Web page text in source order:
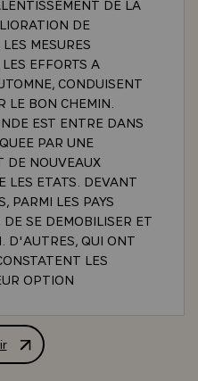
DE LA
DE
MESURES
EFFORTS A
CONDUISENT
LE BON CHEMIN.
EST ENTRE DANS
PAR UNE
DE NOUVEAUX
LES ETATS. DEVANT
PARMI LES PAYS
SE DEMOBILISER ET
D'AUTRES, QUI ONT
LES
OPTION
PROBLEMES DU
SON CHOIX. CE N'EST
EN CONSEIL DES